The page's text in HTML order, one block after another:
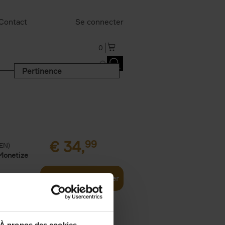
Se connecter
0
Pertinence
€ 34,99
Ajouter au panier